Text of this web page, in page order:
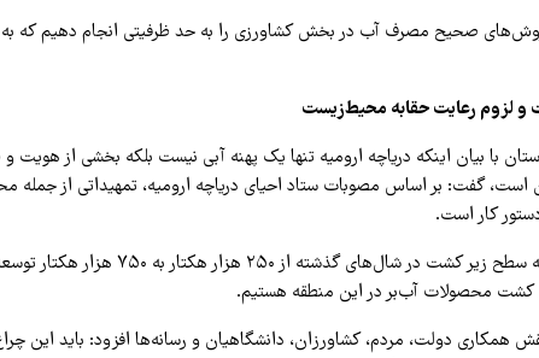
صحیح مصرف آب در بخش کشاورزی را به حد ظرفیتی انجام دهیم که به
لزوم رعایت حقابه محیط‌زیست
با بیان اینکه دریاچه ارومیه تنها یک پهنه آبی نیست بلکه بخشی از هویت
است، گفت: بر اساس مصوبات ستاد احیای دریاچه ارومیه، تمهیداتی از
کار است.
وی ادامه داد: متأسفانه سطح زیر کشت در شال‌های گذشته
محصولات آب‌بر در این منطقه هستیم.
همکاری دولت، مردم، کشاورزان، دانشگاهیان و رسانه‌ها افزود: باید این